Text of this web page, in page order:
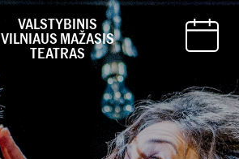
VALSTYBINIS
VILNIAUS MAŽASIS
TEATRAS